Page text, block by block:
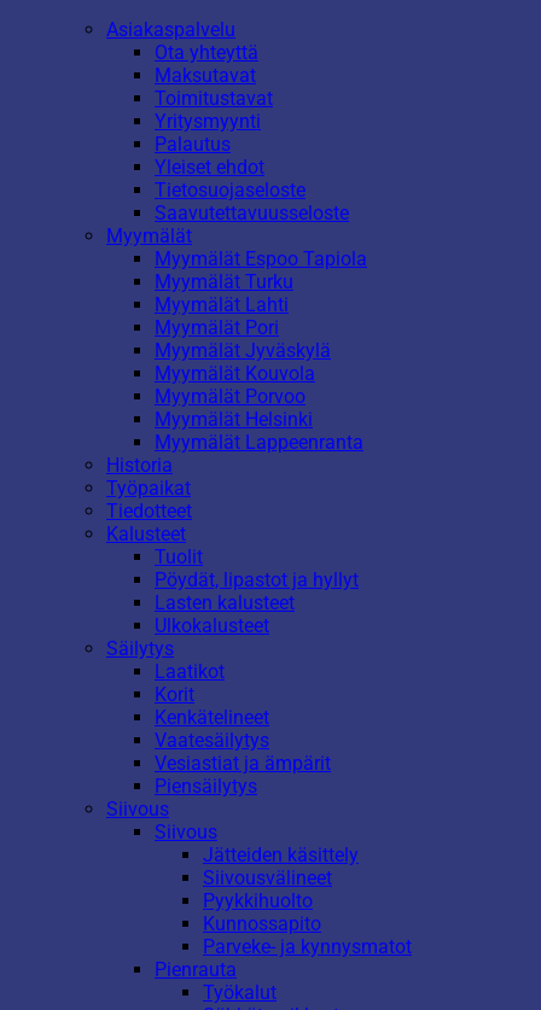
Asiakaspalvelu
Ota yhteyttä
Maksutavat
Toimitustavat
Yritysmyynti
Palautus
Yleiset ehdot
Tietosuojaseloste
Saavutettavuusseloste
Myymälät
Myymälät Espoo Tapiola
Myymälät Turku
Myymälät Lahti
Myymälät Pori
Myymälät Jyväskylä
Myymälät Kouvola
Myymälät Porvoo
Myymälät Helsinki
Myymälät Lappeenranta
Historia
Työpaikat
Tiedotteet
Kalusteet
Tuolit
Pöydät, lipastot ja hyllyt
Lasten kalusteet
Ulkokalusteet
Säilytys
Laatikot
Korit
Kenkätelineet
Vaatesäilytys
Vesiastiat ja ämpärit
Piensäilytys
Siivous
Siivous
Jätteiden käsittely
Siivousvälineet
Pyykkihuolto
Kunnossapito
Parveke- ja kynnysmatot
Pienrauta
Työkalut